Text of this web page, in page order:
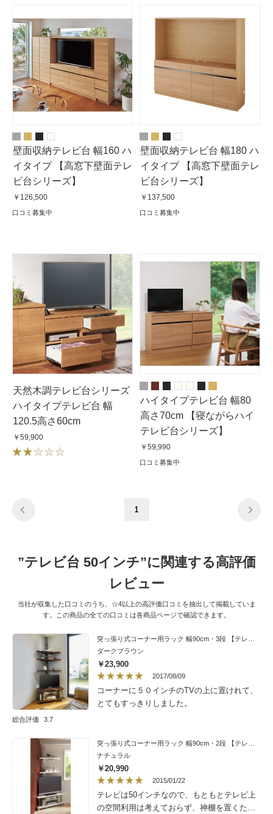
壁面収納テレビ台 幅160 ハ
イタイプ 【高窓下壁面テレ
ビ台シリーズ】
￥126,500
口コミ募集中
壁面収納テレビ台 幅180 ハ
イタイプ 【高窓下壁面テレ
ビ台シリーズ】
￥137,500
口コミ募集中
天然木調テレビ台シリーズ
ハイタイプテレビ台 幅
120.5高さ60cm
￥59,900
ハイタイプテレビ台 幅80
高さ70cm 【寝ながらハイ
テレビ台シリーズ】
￥59,990
口コミ募集中
1
”テレビ台 50インチ”に関連する高評価
レビュー
当社が収集した口コミのうち、☆4以上の高評価口コミを抽出して掲載していま
す。この商品の全ての口コミは各商品ページで確認できます。
総合評価 3.7
ダークブラウン
￥23,900
2017/08/09
コーナーに５０インチのTVの上に置けれて、
とてもすっきりしました。
ナチュラル
￥20,990
2015/01/22
テレビは50インチなので、もともとテレビ上
の空間利用は考えておらず、神棚を置くため